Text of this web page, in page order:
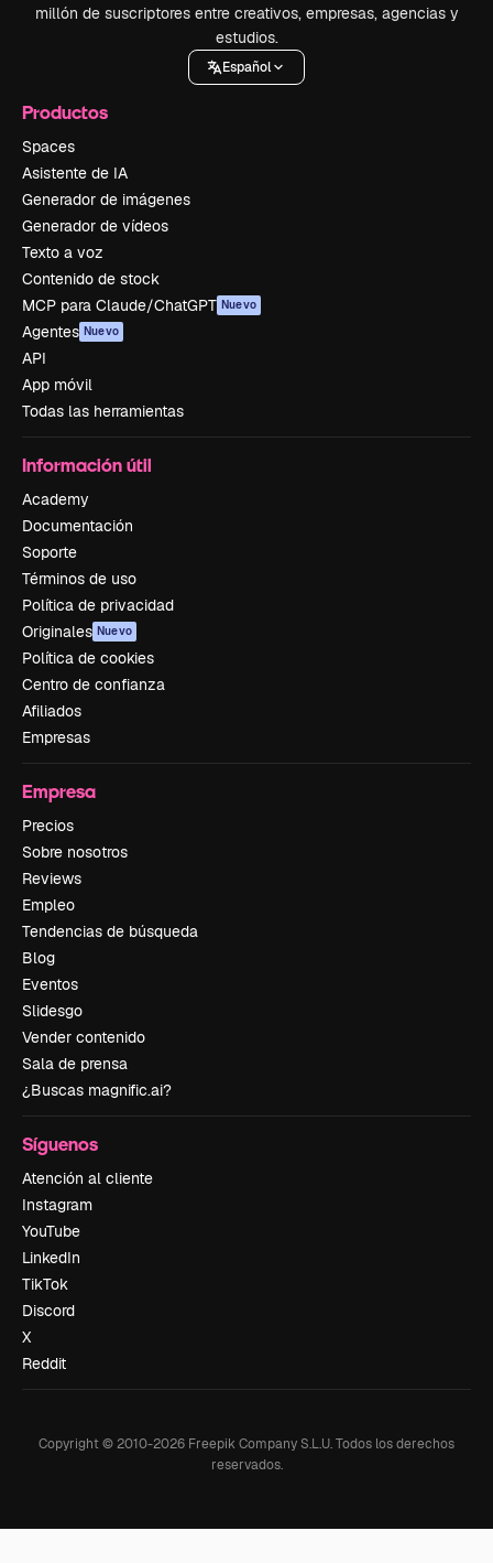
millón de suscriptores entre creativos, empresas, agencias y
estudios.
Español
Productos
Spaces
Asistente de IA
Generador de imágenes
Generador de vídeos
Texto a voz
Contenido de stock
MCP para Claude/ChatGPT Nuevo
Agentes Nuevo
API
App móvil
Todas las herramientas
Información útil
Academy
Documentación
Soporte
Términos de uso
Política de privacidad
Originales Nuevo
Política de cookies
Centro de confianza
Afiliados
Empresas
Empresa
Precios
Sobre nosotros
Reviews
Empleo
Tendencias de búsqueda
Blog
Eventos
Slidesgo
Vender contenido
Sala de prensa
¿Buscas magnific.ai?
Síguenos
Atención al cliente
Instagram
YouTube
LinkedIn
TikTok
Discord
X
Reddit
Copyright © 2010-2026 Freepik Company S.L.U.Todos los derechos
reservados.